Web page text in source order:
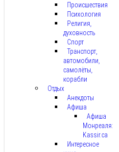
Происшествия
Психология
Религия,
духовность
Спорт
Транспорт,
автомобили,
самолёты,
корабли
Отдых
Анекдоты
Афиша
Афиша
Монреаля:
Kassir.ca
Интересное